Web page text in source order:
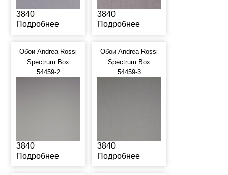
3840
Подробнее
3840
Подробнее
Обои Andrea Rossi
Spectrum Box
54459-2
3840
Подробнее
Обои Andrea Rossi
Spectrum Box
54459-3
3840
Подробнее